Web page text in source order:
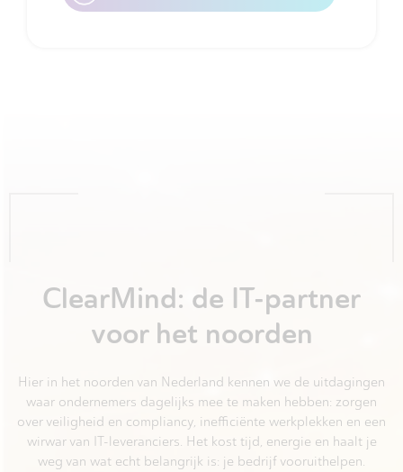
ClearMind: de IT-partner
voor het noorden
Hier in het noorden van Nederland kennen we de uitdagingen
waar ondernemers dagelijks mee te maken hebben: zorgen
over veiligheid en compliancy, inefficiënte werkplekken en een
wirwar van IT-leveranciers. Het kost tijd, energie en haalt je
weg van wat echt belangrijk is: je bedrijf vooruithelpen.